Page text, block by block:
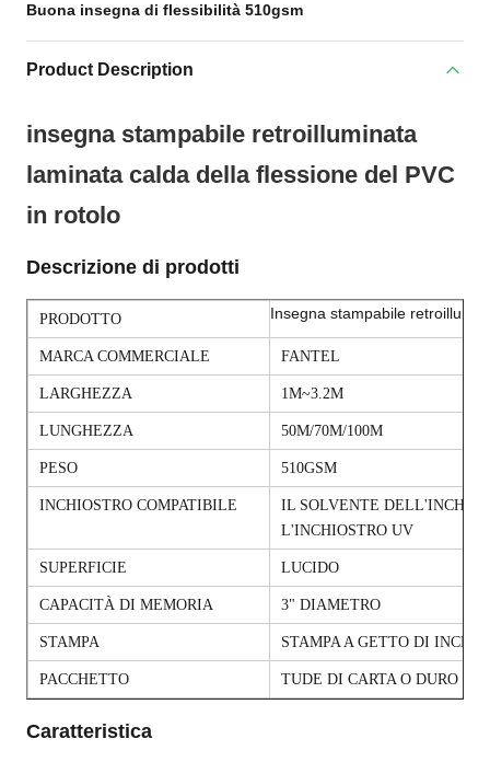
Buona insegna di flessibilità 510gsm
Product Description
insegna stampabile retroilluminata
laminata calda della flessione del PVC
in rotolo
Descrizione di prodotti
PRODOTTO Insegna stampabile
MARCA COMMERCIALE FANTEL
LARGHEZZA 1M~3.2M
LUNGHEZZA 50M/70M/100M
PESO 510GSM
INCHIOSTRO COMPATIBILE
IL SOLVENTE
L'INCHIOSTRO UV
SUPERFICIE LUCIDO
CAPACITÀ DI MEMORIA 3" DIAMETRO
STAMPA STAMPA A GETTO DI
PACCHETTO TUDE DI CARTA O DURO
Caratteristica